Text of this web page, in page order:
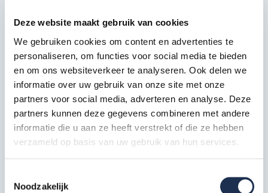
Deze website maakt gebruik van cookies
We gebruiken cookies om content en advertenties te
personaliseren, om functies voor social media te bieden
en om ons websiteverkeer te analyseren. Ook delen we
informatie over uw gebruik van onze site met onze
partners voor social media, adverteren en analyse. Deze
partners kunnen deze gegevens combineren met andere
informatie die u aan ze heeft verstrekt of die ze hebben
verzameld op basis van uw gebruik van hun services.
Noodzakelijk
buizen )
Passend op o.a. ASC, Altrex, Skyworks, Apw, Custers,
Euroscaffold, staat uw merk steiger hier niet bij, neem
contact op met ons voor meer info.
Eenvoudig bestellen
binnen 24 uur geleverd. Ook kunt uw bestelling eventueel bij